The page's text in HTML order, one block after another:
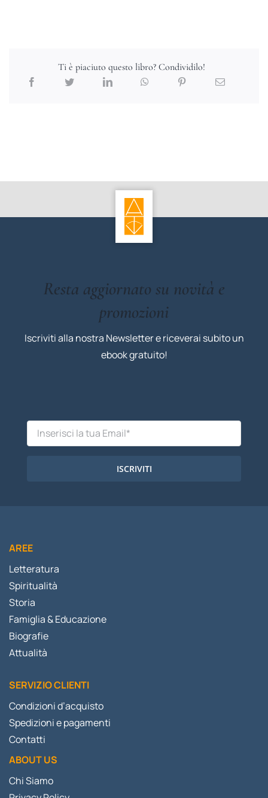
Ti è piaciuto questo libro? Condividilo!
Resta aggiornato su novità e
promozioni
Iscriviti alla nostra Newsletter e riceverai subito un
ebook gratuito!
ISCRIVITI
AREE
Letteratura
Spiritualità
Storia
Famiglia & Educazione
Biografie
Attualità
SERVIZIO CLIENTI
Condizioni d’acquisto
Spedizioni e pagamenti
Contatti
ABOUT US
Chi Siamo